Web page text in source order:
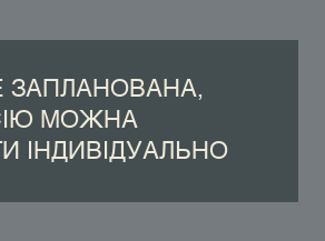
ЗАПЛАНОВАНА,
МОЖНА
ІНДИВІДУАЛЬНО